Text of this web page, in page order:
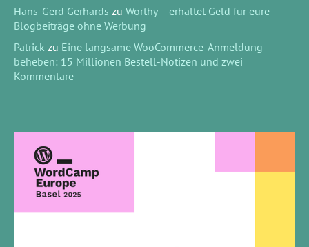
Hans-Gerd Gerhards zu Worthy – erhaltet Geld für eure
Blogbeiträge ohne Werbung
Patrick zu Eine langsame WooCommerce-Anmeldung
beheben: 15 Millionen Bestell-Notizen und zwei
Kommentare